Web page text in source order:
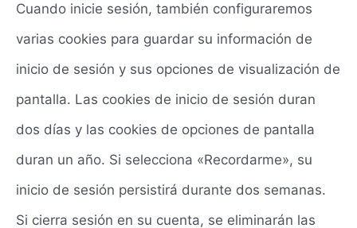
Cuando inicie sesión, también configuraremos
varias cookies para guardar su información de
inicio de sesión y sus opciones de visualización de
pantalla. Las cookies de inicio de sesión duran
dos días y las cookies de opciones de pantalla
duran un año. Si selecciona «Recordarme», su
inicio de sesión persistirá durante dos semanas.
Si cierra sesión en su cuenta, se eliminarán las